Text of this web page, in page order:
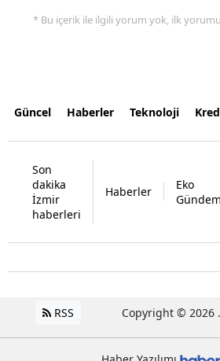
* Bu içerik ile ilgili yorum yok, ilk yorumu
Güncel Haberler Teknoloji
Son
dakika
İzmir
haberleri
Haberler
Eko
Gündem
RSS Copyright © 2026 .